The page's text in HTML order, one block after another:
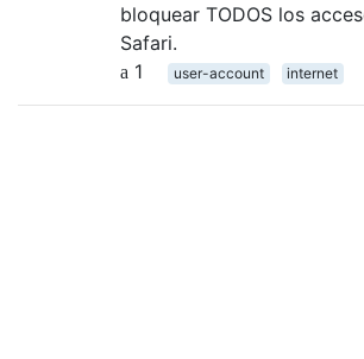
bloquear TODOS los
Safari.
1
user-account internet